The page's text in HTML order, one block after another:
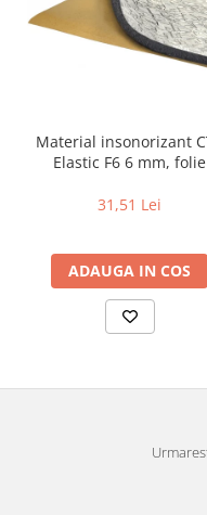
Material insonorizant
Elastic F6 6 mm, folie
31,51 Lei
ADAUGA IN COS